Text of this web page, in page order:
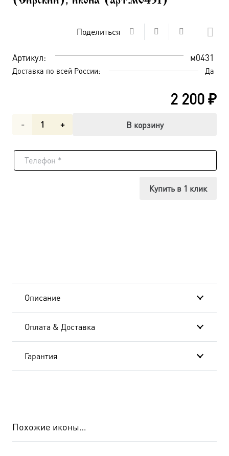
Поделиться
Артикул: м0431
Доставка по всей России: Да
2 200₽
Количество
Мученик
В корзину
Купить в 1 клик
Описание
Оплата & Доставка
Гарантия
Похожие иконы…